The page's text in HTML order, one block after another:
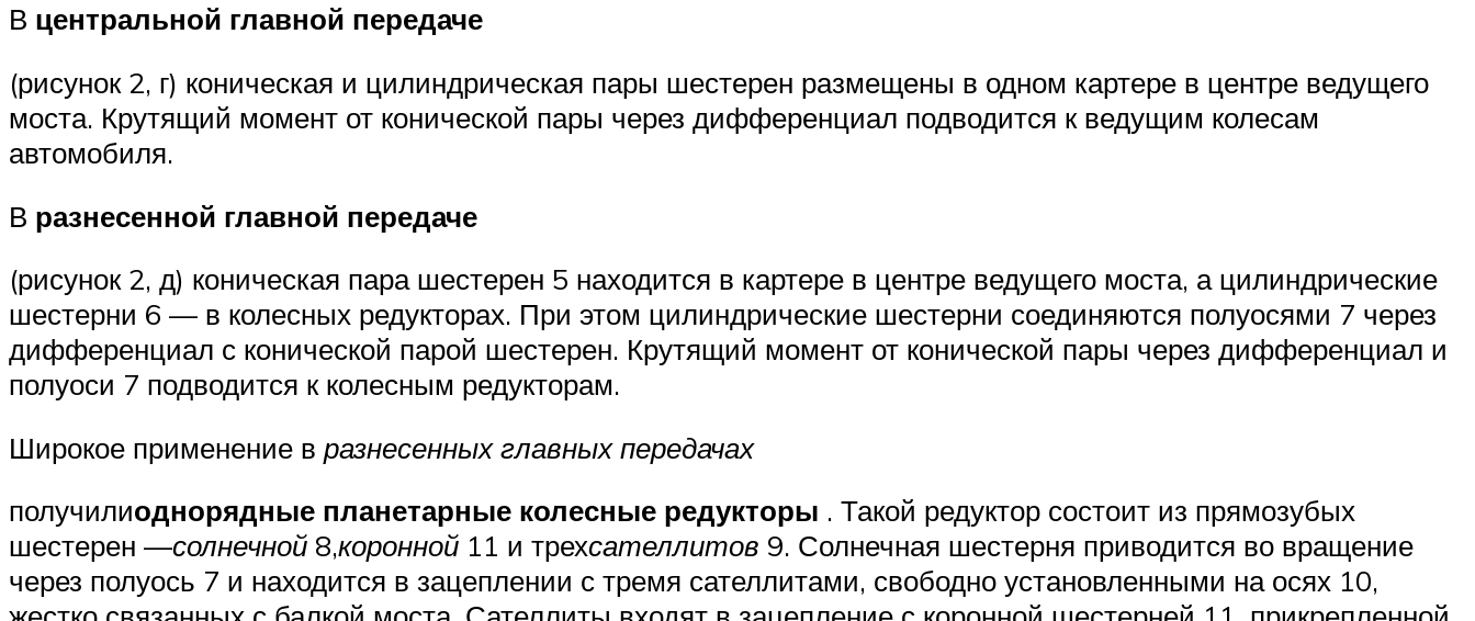
В центральной главной передаче
(рисунок 2, г) коническая и цилиндрическая пары шестерен размещены в одном картере в центре ведущего
моста. Крутящий момент от конической пары через дифференциал подводится к ведущим колесам
автомобиля.
В разнесенной главной передаче
(рисунок 2, д) коническая пара шестерен 5 находится в картере в центре ведущего моста, а цилиндрические
шестерни 6 — в колесных редукторах. При этом цилиндрические шестерни соединяются полуосями 7 через
дифференциал с конической парой шестерен. Крутящий момент от конической пары через дифференциал и
полуоси 7 подводится к колесным редукторам.
Широкое применение в разнесенных главных передачах
получилиоднорядные планетарные колесные редукторы . Такой редуктор состоит из прямозубых
шестерен —солнечной 8,коронной 11 и трехсателлитов 9. Солнечная шестерня приводится во вращение
через полуось 7 и находится в зацеплении с тремя сателлитами, свободно установленными на осях 10,